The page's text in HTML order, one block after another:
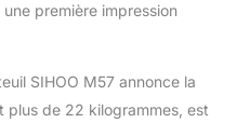
soulève pour
soutien lombaire se
déplace en hauteur
première impression
SIHOO M57 annonce la
plus de 22 kilogrammes, est